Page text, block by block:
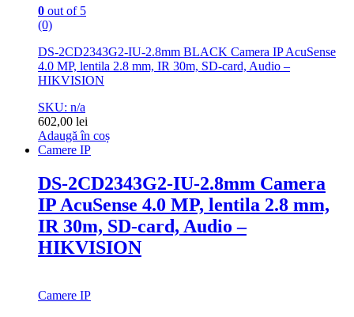
0 out of 5
(0)
DS-2CD2343G2-IU-2.8mm BLACK Camera IP AcuSense
4.0 MP, lentila 2.8 mm, IR 30m, SD-card, Audio –
HIKVISION
SKU: n/a
602,00 lei
Adaugă în coș
Camere IP
DS-2CD2343G2-IU-2.8mm Camera
IP AcuSense 4.0 MP, lentila 2.8 mm,
IR 30m, SD-card, Audio –
HIKVISION
Camere IP